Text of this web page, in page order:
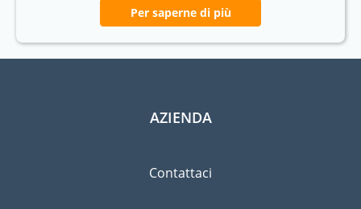
Per saperne di più
AZIENDA
Contattaci